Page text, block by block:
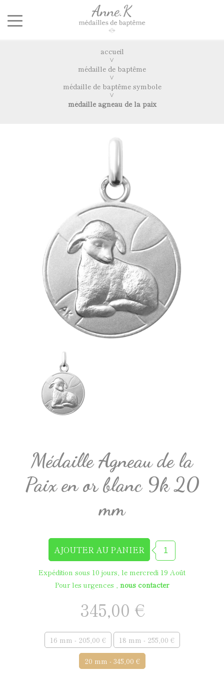
accueil
médaille de baptême
médaille de baptême symbole
médaille agneau de la paix
Médaille Agneau de la
Paix en or blanc 9k 20
mm
Expédition sous 10 jours, le mercredi 19 Août
Pour les urgences , nous contacter
345,00 €
16 mm - 205,00 € 18 mm - 255,00 €
20 mm - 345,00 €